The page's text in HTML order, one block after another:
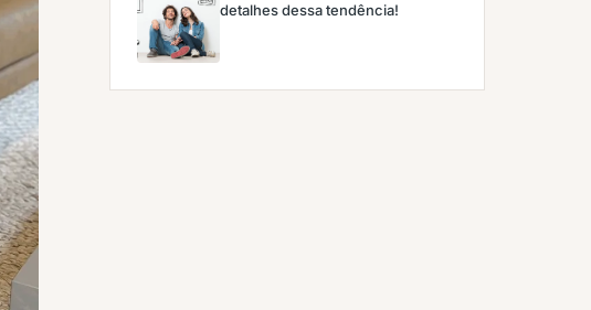
detalhes dessa tendência!